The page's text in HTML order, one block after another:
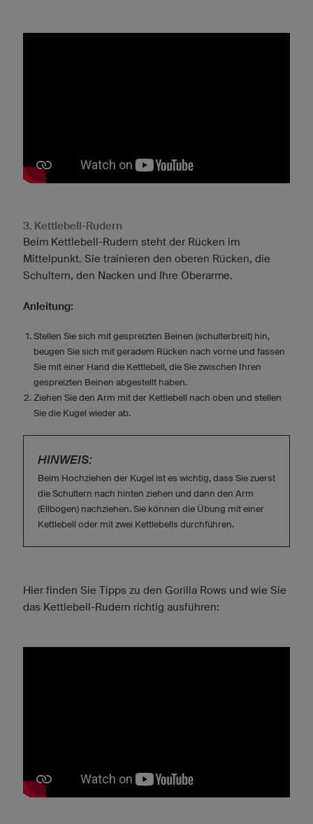
3. Kettlebell-Rudern
Beim Kettlebell-Rudern steht der Rücken im
Mittelpunkt. Sie trainieren den oberen Rücken, die
Schultern, den Nacken und Ihre Oberarme.
Anleitung:
Stellen Sie sich mit gespreizten Beinen (schulterbreit) hin,
beugen Sie sich mit geradem Rücken nach vorne und fassen
Sie mit einer Hand die Kettlebell, die Sie zwischen Ihren
gespreizten Beinen abgestellt haben.
Ziehen Sie den Arm mit der Kettlebell nach oben und stellen
Sie die Kugel wieder ab.
HINWEIS:
Beim Hochziehen der Kugel ist es wichtig, dass Sie zuerst
die Schultern nach hinten ziehen und dann den Arm
(Ellbogen) nachziehen. Sie können die Übung mit einer
Kettlebell oder mit zwei Kettlebells durchführen.
Hier finden Sie Tipps zu den Gorilla Rows und wie Sie
das Kettlebell-Rudern richtig ausführen: